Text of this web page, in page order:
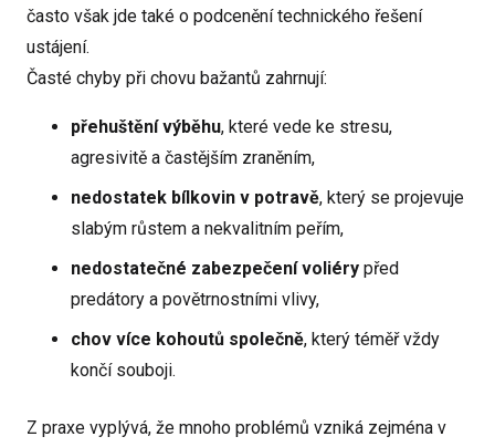
často však jde také o podcenění technického řešení
ustájení.
Časté chyby při chovu bažantů zahrnují:
přehuštění výběhu, které vede ke stresu,
agresivitě a častějším zraněním,
nedostatek bílkovin v potravě, který se projevuje
slabým růstem a nekvalitním peřím,
nedostatečné zabezpečení voliéry před
predátory a povětrnostními vlivy,
chov více kohoutů společně, který téměř vždy
končí souboji.
Z praxe vyplývá, že mnoho problémů vzniká zejména v